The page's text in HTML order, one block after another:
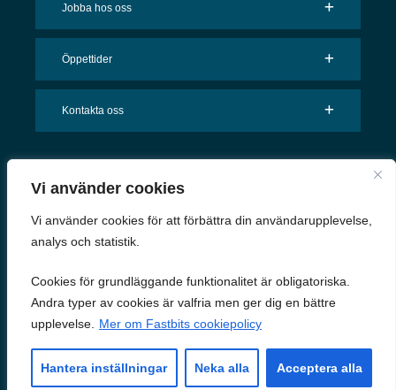
Vi använder cookies
Vi använder cookies för att förbättra din användarupplevelse,
analys och statistik.
Cookies för grundläggande funktionalitet är obligatoriska.
Andra typer av cookies är valfria men ger dig en bättre
upplevelse.
Mer om Fastbits cookiepolicy
Hantera inställningar Neka alla Acceptera alla
Jobba hos oss
Öppettider
Kontakta oss
ISO-CERTIFIERINGAR
SOCIALA MEDIER